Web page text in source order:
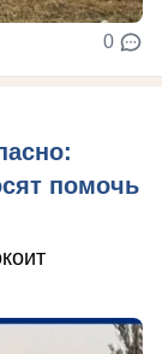
0
помочь